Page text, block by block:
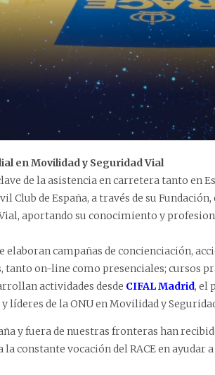
en Movilidad y Seguridad Vial
de la asistencia en carretera tanto en
Club de España, a través de su
aportando su conocimiento y
elaboran campañas de concienciación,
on-line como presenciales; cursos
actividades desde CIFAL Madrid, el
líderes de la ONU en Movilidad y
y fuera de nuestras fronteras han
constante vocación del RACE en ayudar